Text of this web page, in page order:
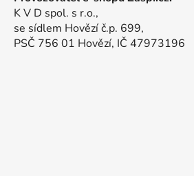
K V D spol. s r.o.,
se sídlem Hovězí č.p. 699,
PSČ 756 01 Hovězí, IČ 47973196